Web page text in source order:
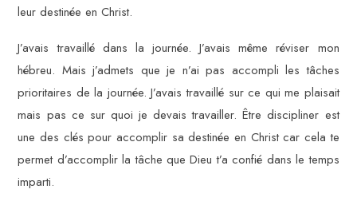
leur destinée en Christ.
J’avais travaillé dans la journée. J’avais même réviser mon
hébreu. Mais j’admets que je n’ai pas accompli les tâches
prioritaires de la journée. J’avais travaillé sur ce qui me plaisait
mais pas ce sur quoi je devais travailler. Être discipliner est
une des clés pour accomplir sa destinée en Christ car cela te
permet d’accomplir la tâche que Dieu t’a confié dans le temps
imparti.